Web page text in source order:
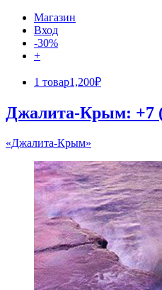
Магазин
Вход
-30%
+
1 товар1,200₽
Джалита-Крым: +7
«Джалита-Крым»